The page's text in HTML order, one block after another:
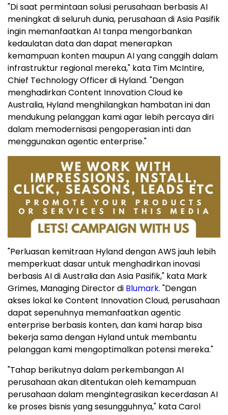
"Di saat permintaan solusi perusahaan berbasis AI
meningkat di seluruh dunia, perusahaan di Asia Pasifik
ingin memanfaatkan AI tanpa mengorbankan
kedaulatan data dan dapat menerapkan
kemampuan konten maupun AI yang canggih dalam
infrastruktur regional mereka," kata Tim McIntire,
Chief Technology Officer di Hyland. "Dengan
menghadirkan Content Innovation Cloud ke
Australia, Hyland menghilangkan hambatan ini dan
mendukung pelanggan kami agar lebih percaya diri
dalam memodernisasi pengoperasian inti dan
menggunakan agentic enterprise."
"Perluasan kemitraan Hyland dengan AWS jauh lebih
memperkuat dasar untuk menghadirkan inovasi
berbasis AI di Australia dan Asia Pasifik," kata Mark
Grimes, Managing Director di Blumark. "Dengan
akses lokal ke Content Innovation Cloud, perusahaan
dapat sepenuhnya memanfaatkan agentic
enterprise berbasis konten, dan kami harap bisa
bekerja sama dengan Hyland untuk membantu
pelanggan kami mengoptimalkan potensi mereka."
"Tahap berikutnya dalam perkembangan AI
perusahaan akan ditentukan oleh kemampuan
perusahaan dalam mengintegrasikan kecerdasan AI
ke proses bisnis yang sesungguhnya," kata Carol